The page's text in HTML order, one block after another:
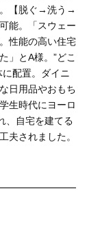
。【脱ぐ→洗う→
能。「スウェー
性能の高い住宅
」とA様。”どこ
配置。ダイニ
日用品やおもち
生時代にヨーロ
、自宅を建てる
夫されました。